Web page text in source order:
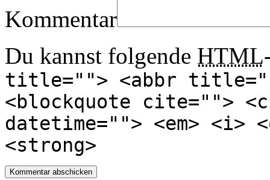
Kommentar
Du kannst folgende HTML
title=""> <abbr
<blockquote cite="">
datetime=""> <em>
<strong>